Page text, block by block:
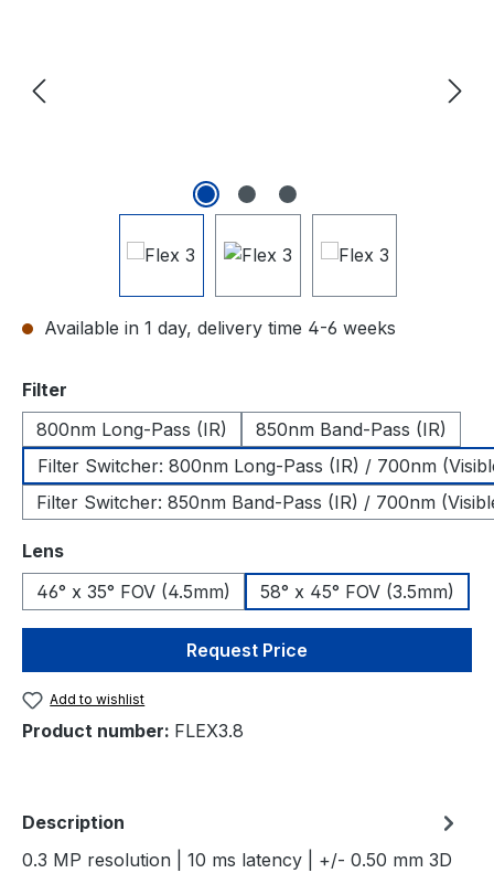
Available in 1 day, delivery time 4-6 weeks
Select
Filter
800nm Long-Pass (IR)
850nm Band-Pass (IR)
Filter Switcher: 800nm Long-Pass (IR) / 700nm
Filter Switcher: 850nm Band-Pass (IR) / 700nm
Select
Lens
46° x 35° FOV (4.5mm)
58° x 45° FOV (3.5mm)
Request Price
Add to wishlist
Product number: FLEX3.8
Description
0.3 MP resolution | 10 ms latency | +/- 0.50 mm 3D